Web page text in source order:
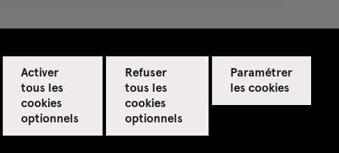
Activer
tous les
cookies
optionnels
Refuser
tous les
cookies
optionnels
Paramétrer
les cookies